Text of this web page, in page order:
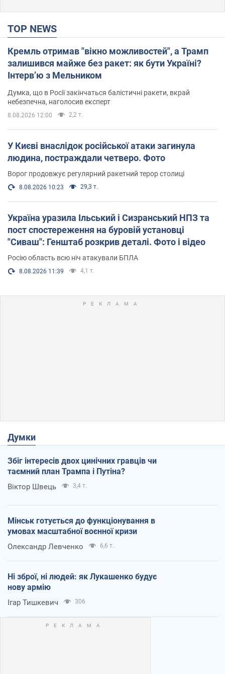
TOP NEWS
Кремль отримав "вікно можливостей", а Трамп
залишився майже без ракет: як бути Україні?
Інтерв’ю з Мельником
Думка, що в Росії закінчаться балістичні ракети, вкрай
небезпечна, наголосив експерт
8.08.2026 12:00 2,2 т.
У Києві внаслідок російської атаки загинула
людина, постраждали четверо. Фото
Ворог продовжує регулярний ракетний терор столиці
8.08.2026 10:23 29,3 т.
Україна уразила Ільський і Сизранський НПЗ та
пост спостереження на буровій установці
"Сиваш": Генштаб розкрив деталі. Фото і відео
Росію область всю ніч атакували БПЛА
8.08.2026 11:39 4,1 т.
Думки
Збіг інтересів двох цинічних гравців чи
таємний план Трампа і Путіна?
Віктор Швець 3,4 т.
Мінськ готується до функціонування в
умовах масштабної воєнної кризи
Олександр Левченко 6,6 т.
Ні зброї, ні людей: як Лукашенко будує
нову армію
Ігар Тишкевич 306